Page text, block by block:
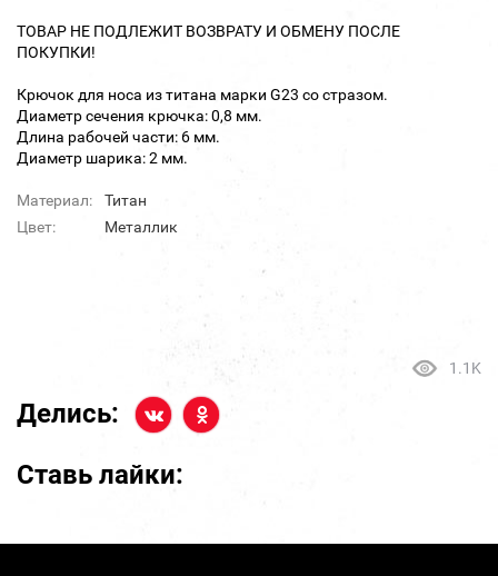
ТОВАР НЕ ПОДЛЕЖИТ ВОЗВРАТУ И ОБМЕНУ ПОСЛЕ
ПОКУПКИ!
Крючок для носа из титана марки G23 со стразом.
Диаметр сечения крючка: 0,8 мм.
Длина рабочей части: 6 мм.
Диаметр шарика: 2 мм.
Материал:
Титан
Цвет:
Металлик
1.1K
Делись:
Ставь лайки: